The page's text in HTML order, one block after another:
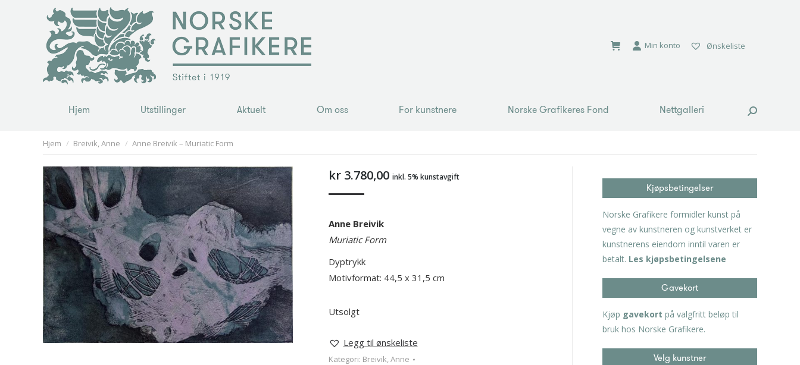
Min konto Ønskeliste
Hjem Utstillinger Aktuelt Om oss For kunstnere Norske Grafikeres Fond Nettgalleri Search:
You are here:
Hjem Breivik, Anne Anne Breivik – Muriatic Form
kr3.780,00 inkl. 5% kunstavgift
Anne Breivik
Muriatic Form
Dyptrykk
Motivformat: 44,5 x 31,5 cm
Utsolgt
Legg til ønskeliste
Kategori: Breivik, Anne
Kjøpsbetingelser
Norske Grafikere formidler kunst på
vegne av kunstneren og kunstverket er
kunstnerens eiendom inntil varen er
betalt. Les kjøpsbetingelsene
Gavekort
Kjøp gavekort på valgfritt beløp til
bruk hos Norske Grafikere.
Velg kunstner
Hjem Utstillinger Aktuelt